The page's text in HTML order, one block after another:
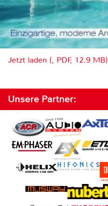
Jetzt laden (, PDF, 12.9 MB)
Unsere Partner: